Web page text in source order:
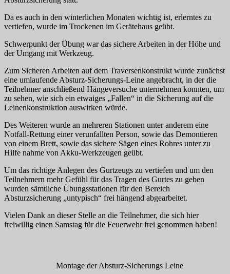
Da es auch in den winterlichen Monaten wichtig ist, erlerntes zu
vertiefen, wurde im Trockenen im Gerätehaus geübt.
Schwerpunkt der Übung war das sichere Arbeiten in der Höhe und
der Umgang mit Werkzeug.
Zum Sicheren Arbeiten auf dem Traversenkonstrukt wurde zunächst
eine umlaufende Absturz-Sicherungs-Leine angebracht, in der die
Teilnehmer anschließend Hängeversuche unternehmen konnten, um
zu sehen, wie sich ein etwaiges „Fallen“ in die Sicherung auf die
Leinenkonstruktion auswirken würde.
Des Weiteren wurde an mehreren Stationen unter anderem eine
Notfall-Rettung einer verunfallten Person, sowie das Demontieren
von einem Brett, sowie das sichere Sägen eines Rohres unter zu
Hilfe nahme von Akku-Werkzeugen geübt.
Um das richtige Anlegen des Gurtzeugs zu vertiefen und um den
Teilnehmern mehr Gefühl für das Tragen des Gurtes zu geben
wurden sämtliche Übungsstationen für den Bereich
Absturzsicherung „untypisch“ frei hängend abgearbeitet.
Vielen Dank an dieser Stelle an die Teilnehmer, die sich hier
freiwillig einen Samstag für die Feuerwehr frei genommen haben!
Montage der Absturz-Sicherungs Leine